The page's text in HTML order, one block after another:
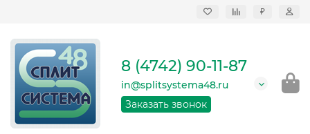
₽
кондиционеров в
области
График работы: 9:00 -
21:00 без перерыва и
8 (4742) 90-11-87
in@splitsystema48.ru
Заказать звонок